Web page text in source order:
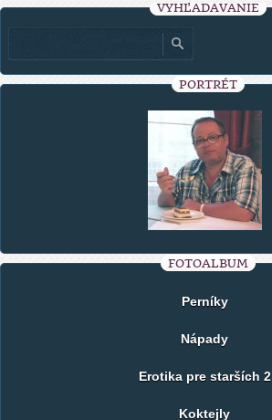
VYHĽADÁVANIE
PORTRÉT
FOTOALBUM
Perníky
Nápady
Erotika pre starších 2
Koktejly